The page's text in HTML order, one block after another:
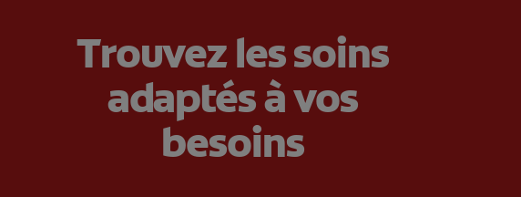
Trouvez les soins
adaptés à vos
besoins